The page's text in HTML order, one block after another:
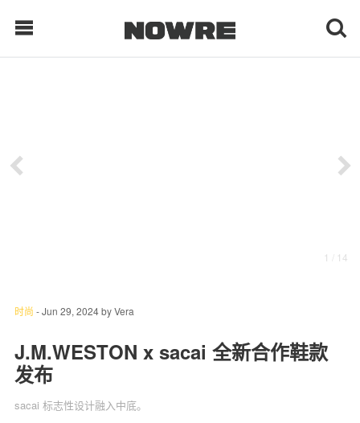
科 技
1 / 14
时尚 -Jun 29, 2024byVera
J.M.WESTON x sacai 全新合作鞋款
发布
sacai 标志性设计融入中底。